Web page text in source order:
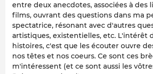
entre deux anecdotes, associées à des
films, ouvrant des questions dans ma
spectatrice, résonant avec d'autres
artistiques, existentielles, etc. L'intérêt
histoires, c'est que les écouter ouvre
nos têtes et nos coeurs. Ce sont ces
m'intéressent (et ce sont aussi les